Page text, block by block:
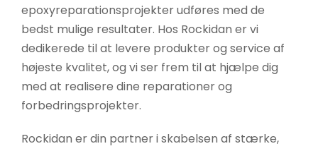
epoxyreparationsprojekter udføres med de
bedst mulige resultater. Hos Rockidan er vi
dedikerede til at levere produkter og service af
højeste kvalitet, og vi ser frem til at hjælpe dig
med at realisere dine reparationer og
forbedringsprojekter.
Rockidan er din partner i skabelsen af stærke,